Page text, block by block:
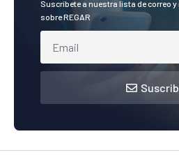
Suscríbete a nuestra lista de correo
sobre REGAR